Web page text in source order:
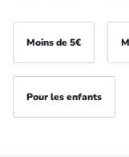
Moins de 5€
Pour les enfants